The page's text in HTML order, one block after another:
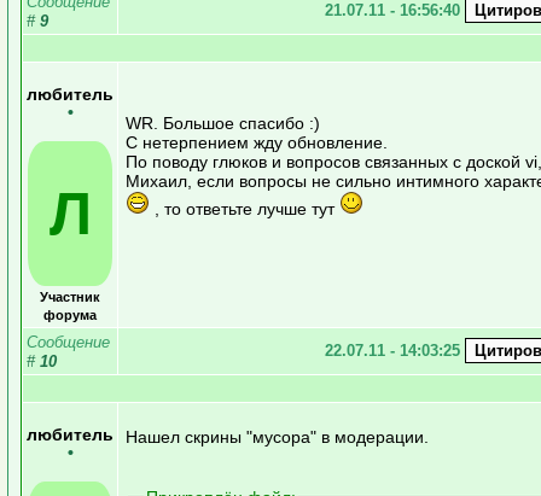
# 9
21.07.11 - 16:56:40
любитель
•
Л
Участник
форума
WR. Большое спасибо :)
С нетерпением жду обновление.
По поводу глюков и вопросов связанных с доской vi,
Михаил, если вопросы не сильно интимного
, то ответьте лучше тут
Сообщение
# 10
22.07.11 - 14:03:25
любитель
•
Нашел скрины "мусора" в модерации.